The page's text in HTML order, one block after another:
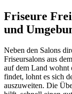
Friseure
und
Neben den Salons
Friseursalons aus
auf dem Land wohnt
findet, lohnt es sich
auszuweiten. Die